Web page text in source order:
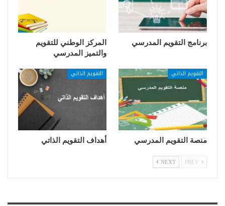
برنامج التقويم المدرسي
المركز الوطني للتقويم
والتميز المدرسي
التقويم الذاتي
منصة التقويم المدرسي
التقويم الذاتي
أهداف التقويم الذاتي
NEXT